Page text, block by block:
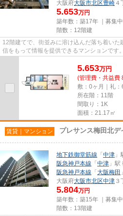
大阪府大阪市北区豊崎 ４
5.653万円
築年数：築17年 ｜募集中
階数：12階建
12階建てで、街並みに溶け込んだ落ち着いた
信をもって情報を提供できるマンションです
5.653万円
(管理費・共益費
敷：0ヶ月｜礼：
所在階：11階
間取り：1K
面積：21.17㎡
賃貸｜マンション プレサンス梅田北デ
地下鉄御堂筋線 「 中津
阪急神戸本線 「 中津 」駅
阪急神戸本線 「 大阪梅田
大阪府大阪市北区中津 ３
5.804万円
築年数：築15年 ｜募集中
階数：13階建